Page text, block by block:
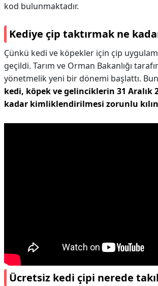
kod bulunmaktadır.
Kediye çip taktırmak ne
Çünkü kedi ve köpekler için çip
geçildi. Tarım ve Orman Bakanlığı
yönetmelik yeni bir dönemi başlattı.
kedi, köpek ve gelinciklerin 31 Aralık
kadar kimliklendirilmesi zorunlu
Ücretsiz kedi çipi nerede